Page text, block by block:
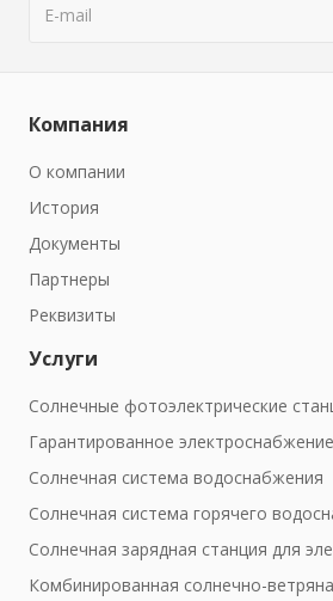
Компания
О компании
История
Документы
Партнеры
Реквизиты
Услуги
Солнечные фотоэлектрические
Гарантированное электроснабжение
Солнечная система водоснабжения
Солнечная система горячего
Солнечная зарядная станция для
Комбинированная солнечно-